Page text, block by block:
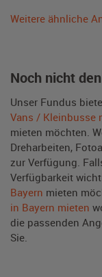
Weitere ähnliche
Noch nicht
Unser Fundus
Vans / Kleinbusse
mieten möchten.
Dreharbeiten,
zur Verfügung.
Verfügbarkeit
Bayern mieten
in Bayern mieten
die passenden
Sie.